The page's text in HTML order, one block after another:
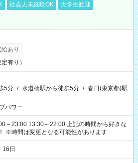
社会人未経験OK
大学生歓迎
あり
有り）
5分 / 水道橋駅から徒歩5分 / 春日(東京都)駅
パワー
13:30～22:00 上記の時間から好きな
※時間は変更となる可能性があります
16日